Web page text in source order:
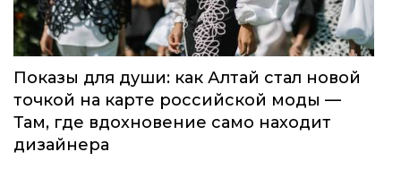
Показы для души: как Алтай стал новой
точкой на карте российской моды —
Там, где вдохновение само находит
дизайнера